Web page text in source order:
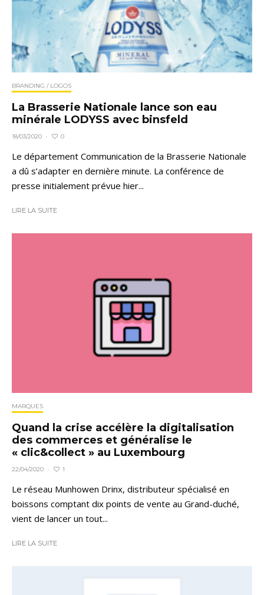
BRANDING / LOGOS
La Brasserie Nationale lance son eau
minérale LODYSS avec binsfeld
18/03/2020 · 0
Le département Communication de la Brasserie Nationale
a dû s’adapter en dernière minute. La conférence de
presse initialement prévue hier...
LIRE LA SUITE
MARQUES
Quand la crise accélère la digitalisation
des commerces et généralise le
« clic&collect » au Luxembourg
22/04/2020 · 1
Le réseau Munhowen Drinx, distributeur spécialisé en
boissons comptant dix points de vente au Grand-duché,
vient de lancer un tout...
LIRE LA SUITE